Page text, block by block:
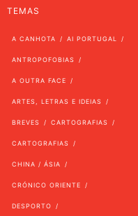
TEMAS
A CANHOTA AI PORTUGAL
ANTROPOFOBIAS
A OUTRA FACE
ARTES, LETRAS E IDEIAS
BREVES CARTOGRAFIAS
CARTOGRAFIAS
CHINA / ÁSIA
CRÓNICO ORIENTE
DESPORTO